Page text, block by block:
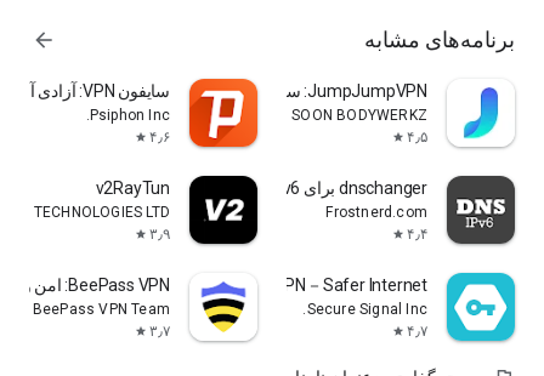
برنامه‌های مشابه arrow_forward
JumpJumpVPN: سریع و ایمن
SOON BODYWERKZ
۴٫۵ star
سایفون VPN: آزادی آنلاین
Psiphon Inc.
۴٫۶ star
dnschanger برای IPv6 و IPv4
Frostnerd.com
۴٫۴ star
v2RayTun
TECHNOLOGIES LTD
۳٫۹ star
Secure VPN－Safer Internet
Secure Signal Inc.
۴٫۷ star
BeePass VPN: امن و ساده
BeePass VPN Team
۳٫۷ star